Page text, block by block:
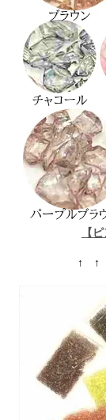
【
↑ ↑